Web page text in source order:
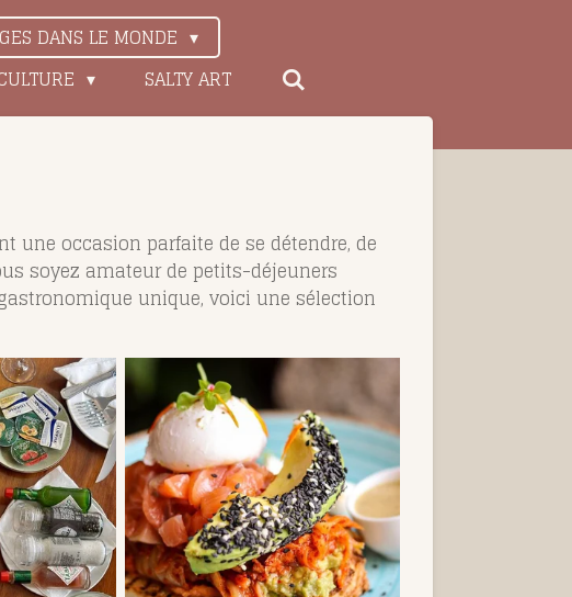
DANS LE MONDE
SALTY ART
une occasion parfaite de se détendre, de
soyez amateur de petits-déjeuners
unique, voici une sélection